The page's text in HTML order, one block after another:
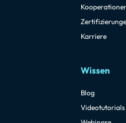
Karriere
Wissen
Blog
Videotutorials